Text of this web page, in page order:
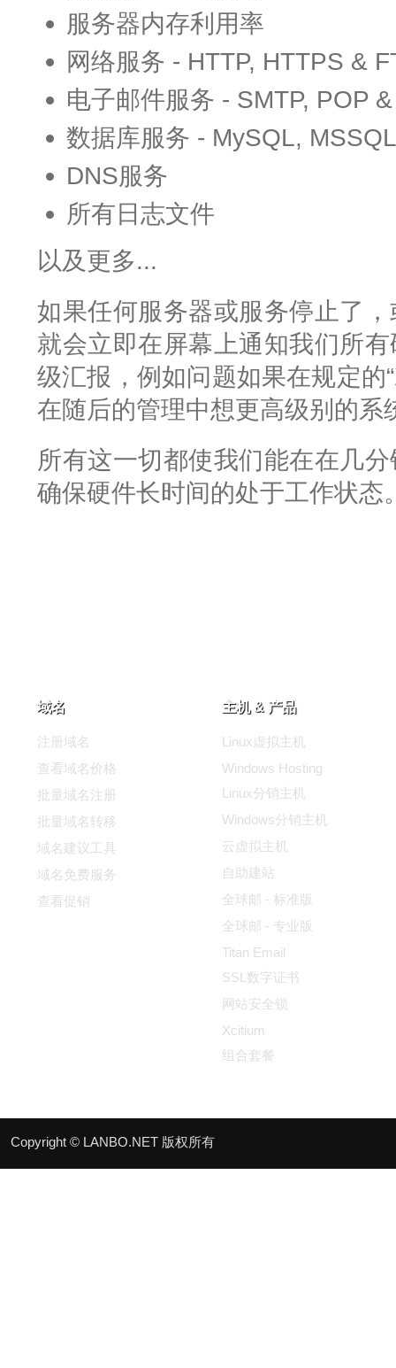
服务器内存利用率
网络服务 - HTTP, HTTPS &
电子邮件服务 - SMTP, POP
数据库服务 - MySQL, MSSQL
DNS服务
所有日志文件
以及更多...
如果任何服务器或服务停止了
就会立即在屏幕上通知我们所
级汇报，例如问题如果在规定的
在随后的管理中想更高级别的系
所有这一切都使我们能在在几
确保硬件长时间的处于工作状态
域名
注册域名
查看域名价格
批量域名注册
批量域名转移
域名建议工具
域名免费服务
查看促销
主机 & 产品
Linux虚拟主机
Windows Hosting
Linux分销主机
Windows分销主机
云虚拟主机
自助建站
全球邮 - 标准版
全球邮 - 专业版
Titan Email
SSL数字证书
网站安全锁
Xcitium
组合套餐
Copyright © LANBO.NET 版权所有